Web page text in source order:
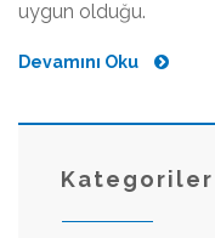
uygun olduğu.
Devamını Oku
Kategoriler